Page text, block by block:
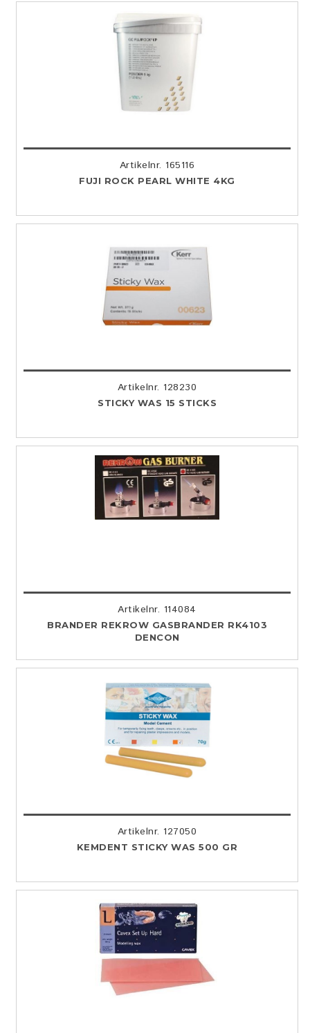
Artikelnr. 165116
FUJI ROCK PEARL WHITE 4KG
Artikelnr. 128230
STICKY WAS 15 STICKS
Artikelnr. 114084
BRANDER REKROW GASBRANDER RK4103
DENCON
Artikelnr. 127050
KEMDENT STICKY WAS 500 GR